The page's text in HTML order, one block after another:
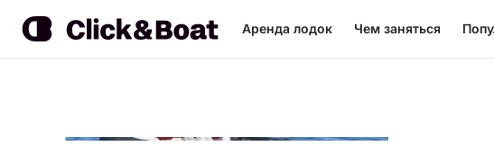
Аренда лодок Чем заняться